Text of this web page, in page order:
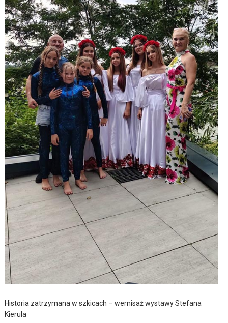
Historia zatrzymana w szkicach – wernisaż wystawy Stefana
Kierula